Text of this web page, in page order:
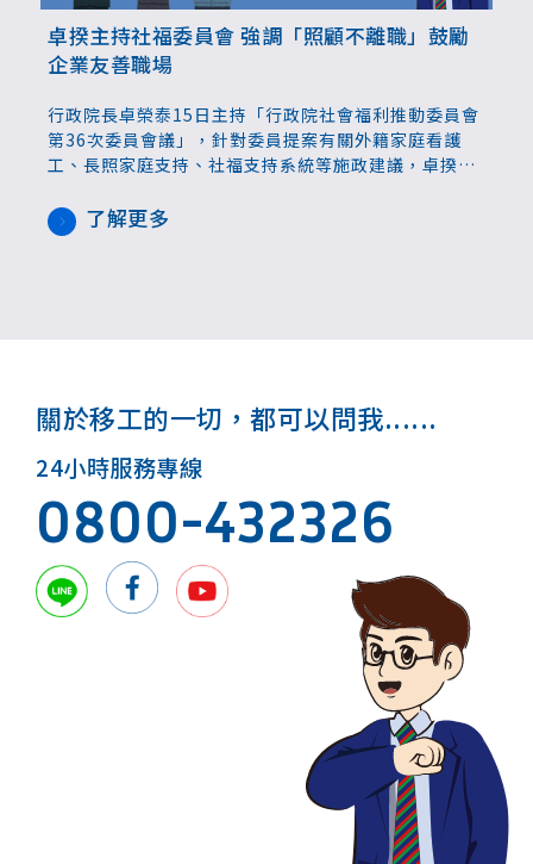
卓揆主持社福委員會 強調「照顧不離職」鼓勵
企業友善職場
行政院長卓榮泰15日主持「行政院社會福利推動委員會
第36次委員會議」，針對委員提案有關外籍家庭看護
工、長照家庭支持、社福支持系統等施政建議，卓揆表
銜接住院到返家各階段的照顧服務，強化在地社區與家
庭的支持體系，也請勞動部持續鼓勵勞資雙方協議彈性
了解更多
關於移工的一切，都可以問我......
24小時服務專線
0800-432326